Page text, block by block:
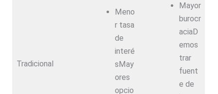
Tradicional
Meno
r tasa
de
interé
sMay
ores
opcio
Mayor
burocr
aciaD
emos
trar
fuent
e de